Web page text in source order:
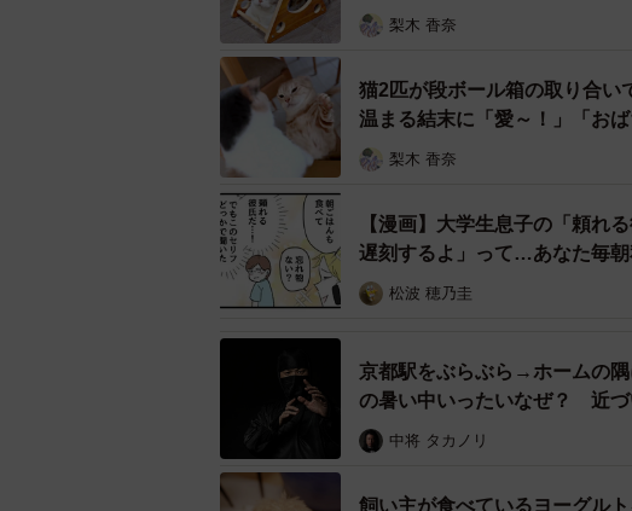
影された1枚なのでしょうか？
餌を食べ終わると母娘は自分達が寝床にして
追いかけて撮影をしてみようと思い立ち、後
梨木 香奈
猫2匹が段ボール箱の取り合
温まる結末に「愛～！」「お
梨木 香奈
【漫画】大学生息子の「頼れ
遅刻するよ」って…あなた毎
松波 穂乃圭
京都駅をぶらぶら→ホームの
の暑い中いったいなぜ？ 近
中将 タカノリ
飼い主が食べているヨーグル